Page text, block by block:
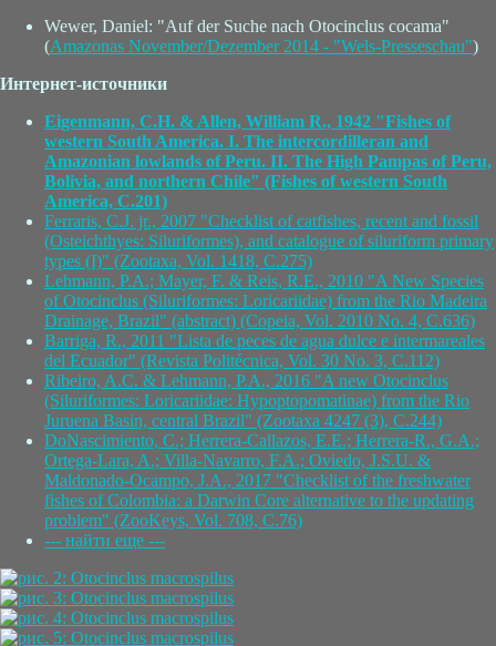
Wewer, Daniel: "Auf der Suche nach Otocinclus cocama"
(Amazonas November/Dezember 2014 - "Wels-Presseschau")
Интернет-источники
Eigenmann, C.H. & Allen, William R., 1942 "Fishes of
western South America. I. The intercordilleran and
Amazonian lowlands of Peru. II. The High Pampas of Peru,
Bolivia, and northern Chile" (Fishes of western South
America, C.201)
Ferraris, C.J. jr., 2007 "Checklist of catfishes, recent and fossil
(Osteichthyes: Siluriformes), and catalogue of siluriform primary
types (I)" (Zootaxa, Vol. 1418, C.275)
Lehmann, P.A.; Mayer, F. & Reis, R.E., 2010 "A New Species
of Otocinclus (Siluriformes: Loricariidae) from the Rio Madeira
Drainage, Brazil" (abstract) (Copeia, Vol. 2010 No. 4, C.636)
Barriga, R., 2011 "Lista de peces de agua dulce e intermareales
del Ecuador" (Revista Politécnica, Vol. 30 No. 3, C.112)
Ribeiro, A.C. & Lehmann, P.A., 2016 "A new Otocinclus
(Siluriformes: Loricariidae: Hypoptopomatinae) from the Rio
Juruena Basin, central Brazil" (Zootaxa 4247 (3), C.244)
DoNascimiento, C.; Herrera-Callazos, E.E.; Herrera-R., G.A.;
Ortega-Lara, A.; Villa-Navarro, F.A.; Oviedo, J.S.U. &
Maldonado-Ocampo, J.A., 2017 "Checklist of the freshwater
fishes of Colombia: a Darwin Core alternative to the updating
problem" (ZooKeys, Vol. 708, C.76)
--- найти еще ---